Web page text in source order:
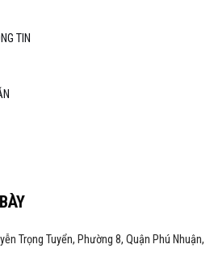
TIN
Trọng Tuyển, Phường 8, Quận Phú Nhuận,